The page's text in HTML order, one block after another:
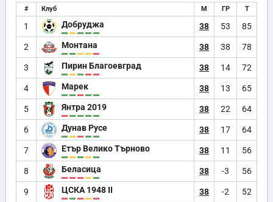
# Клуб М ГР Т
1 Добруджа 38 53 85
2 Монтана 38 38 78
3 Пирин Благоевград 38 14 72
4 Марек 38 13 65
5 Янтра 2019 38 22 64
6 Дунав Русе 38 17 64
7 Етър Велико Търново 38 11 56
8 Беласица 38 -3 56
9 ЦСКА 1948 II 38 -2 52